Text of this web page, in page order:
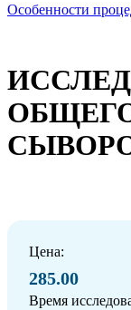
Особенности
Цена:
285.00
Время